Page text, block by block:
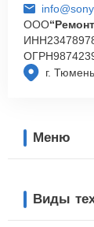
г.
ООО
ИНН
ОГРН
Меню
Виды